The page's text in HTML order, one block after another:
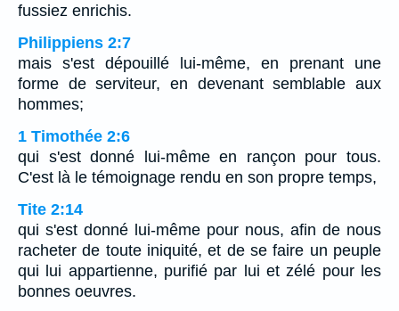
fussiez enrichis.
Philippiens 2:7
mais s'est dépouillé lui-même, en prenant une
forme de serviteur, en devenant semblable aux
hommes;
1 Timothée 2:6
qui s'est donné lui-même en rançon pour tous.
C'est là le témoignage rendu en son propre temps,
Tite 2:14
qui s'est donné lui-même pour nous, afin de nous
racheter de toute iniquité, et de se faire un peuple
qui lui appartienne, purifié par lui et zélé pour les
bonnes oeuvres.